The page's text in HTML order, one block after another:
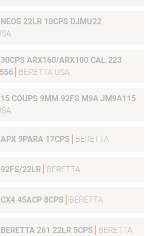
CHARGEUR NEOS 22LR 10CPS DJMU22
30CPS ARX160/ARX100 CAL.223
BERETTA USA
15 COUPS 9MM 92FS M9A JM9A115
CHARGEUR APX 9PARA 17CPS BERETTA
92FS/22LR BERETTA
45ACP 8CPS BERETTA
261 22LR 5CPS BERETTA